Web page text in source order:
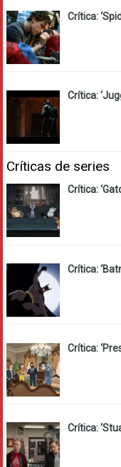
Crítica:
Crítica:
Críticas de series
Crítica:
Crítica:
Crítica:
Crítica: